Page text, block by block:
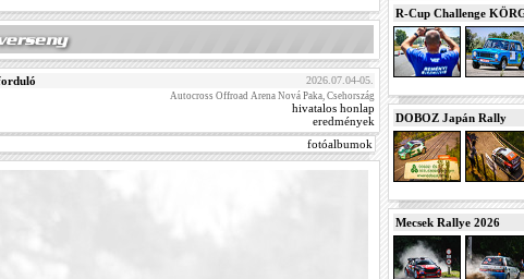
2026.07.04-05.
Autocross Offroad Arena Nová Paka, Csehország
hivatalos honlap
eredmények
fotóalbumok
R-Cup Challenge
DOBOZ Japán Rally
Mecsek Rallye 2026